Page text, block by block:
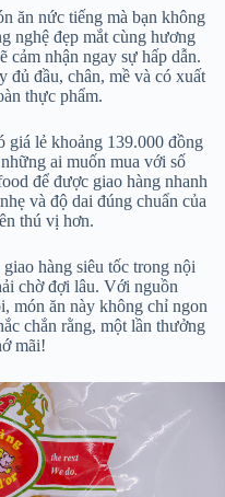
ăn nức tiếng mà bạn không
nghệ đẹp mắt cùng hương
cảm nhận ngay sự hấp dẫn.
đủ đầu, chân, mề và có xuất
thực phẩm.
giá lẻ khoảng 139.000 đồng
ai muốn mua với số
để được giao hàng nhanh
và độ dai đúng chuẩn của
thú vị hơn.
hàng siêu tốc trong nội
chờ đợi lâu. Với nguồn
món ăn này không chỉ ngon
chắn rằng, một lần thưởng
mãi!